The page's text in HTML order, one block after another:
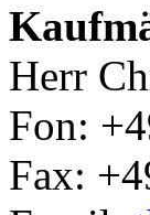
Herr
Fon:
Fax: